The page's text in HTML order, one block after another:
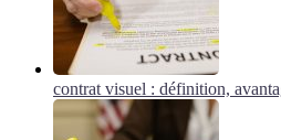
contrat visuel : définition,